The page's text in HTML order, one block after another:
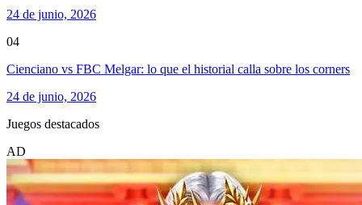
24 de junio, 2026
04
Cienciano vs FBC Melgar: lo que el historial calla sobre los corners
24 de junio, 2026
Juegos destacados
AD